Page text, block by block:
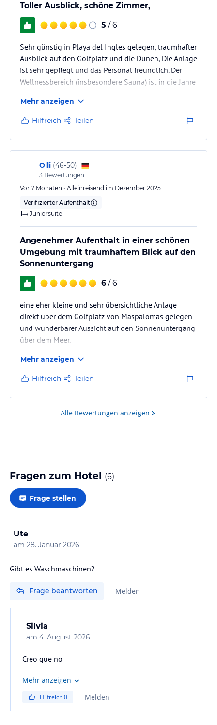
Toller Ausblick, schöne Zimmer,
5 / 6
Sehr günstig in Playa del Ingles gelegen, traumhafter
Ausblick auf den Golfplatz und die Dünen, Die Anlage
ist sehr gepflegt und das Personal freundlich. Der
Wellnessbereich (insbesondere Sauna) ist in die Jahre
einer davon beheizt und laden zum Entspannen ein.
Mehr anzeigen
Hilfreich Teilen
Olli (46-50)
3 Bewertungen
Vor 7 Monaten • Alleinreisend im Dezember 2025
Verifizierter Aufenthalt
Juniorsuite
Angenehmer Aufenthalt in einer schönen
Umgebung mit traumhaftem Blick auf den
Sonnenuntergang
6 / 6
eine eher kleine und sehr übersichtliche Anlage
direkt über dem Golfplatz von Maspalomas gelegen
und wunderbarer Aussicht auf den Sonnenuntergang
über dem Meer.
Mehr anzeigen
Hilfreich Teilen
Alle Bewertungen anzeigen
Fragen zum Hotel (6)
Frage stellen
Ute
am 28. Januar 2026
Gibt es Waschmaschinen?
Frage beantworten Melden
Silvia
am 4. August 2026
Creo que no
Mehr anzeigen
Hilfreich0 Melden